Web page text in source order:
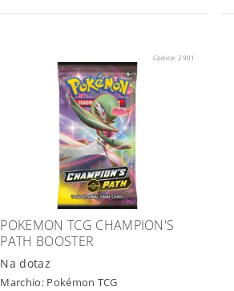
Codice:2901
POKEMON TCG CHAMPION'S
PATH BOOSTER
Na dotaz
Marchio: Pokémon TCG